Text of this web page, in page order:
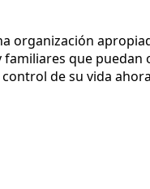
organización
que
de su vida